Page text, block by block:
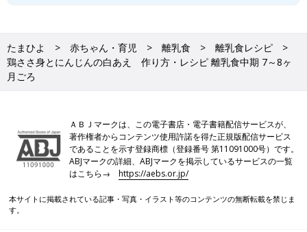
たまひよ 赤ちゃん・育児 離乳食
離乳食レシピ
鶏ささ身とにんじんの白あえ 作り方・レシピ 離乳食中期 7～8ヶ
月ごろ
ＡＢＪマークは、この電子書店・電子書籍配信サービスが、
著作権者からコンテンツ使用許諾を得た正規版配信サービス
であることを示す登録商標（登録番号 第11091000号）です。
ABJマークの詳細、ABJマークを掲示しているサービスの一覧
はこちら→https://aebs.or.jp/
本サイトに掲載されている記事・写真・イラスト等のコンテンツの無断転載を禁じま
す。